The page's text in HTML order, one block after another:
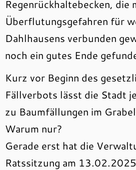
Regenrückhaltebecken, die
Überflutungsgefahren für
Dahlhausens verbunden
noch ein gutes Ende
Kurz vor Beginn des
Fällverbots lässt die Stadt
zu Baumfällungen im
Warum nur?
Gerade erst hat die
Ratssitzung am